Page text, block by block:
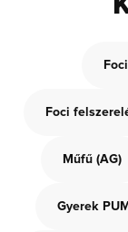
Foci
Műfű (AG)
Gyerek